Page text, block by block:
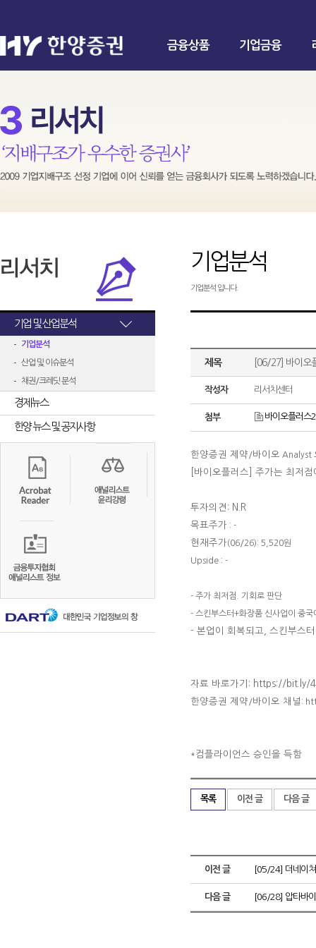
금융상품 기업금융
기업 및 산업분석
기업분석
산업 및 이슈분석
채권/크레딧 분석
경제뉴스
한양 뉴스 및 공지사항
기업분석
기업분석 입니다.
제목 [06/27] 바이오
작성자 리서치센터
첨부 바이오플러
한양증권 제약 /바이오 Analyst
[바이오플러스 ] 주가는 최저
투자의견: N.R
목표주가 : -
현재주가(06/26): 5,520원
Upside : -
- 주가 최저점. 기회로 판단
- 스킨부스터+화장품 신사업이 중
- 본업이 회복되고, 스킨부스
자료 바로가기 : https://bit.ly/
한양증권 제약 /바이오 채널 :
*컴플라이언스 승인을 득함
목록 이전 글 다음 글
이전 글 [05/24] 더네이
다음 글 [06/28] 압타바